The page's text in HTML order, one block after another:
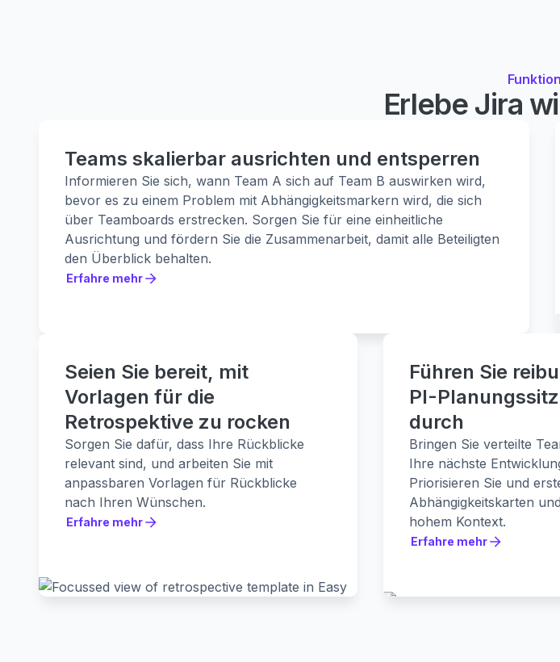
Erlebe Jira
Teams skalierbar ausrichten und entsperren
Informieren Sie sich, wann Team A sich auf Team B auswirken wird,
bevor es zu einem Problem mit Abhängigkeitsmarkern wird, die sich
über Teamboards erstrecken. Sorgen Sie für eine einheitliche
Ausrichtung und fördern Sie die Zusammenarbeit, damit alle Beteiligten
den Überblick behalten.
Erfahre mehr
Seien Sie bereit, mit
Vorlagen für die
Retrospektive zu rocken
Sorgen Sie dafür, dass Ihre Rückblicke
relevant sind, und arbeiten Sie mit
anpassbaren Vorlagen für Rückblicke
nach Ihren Wünschen.
Erfahre mehr
Führen Sie
PI-
durch
Bringen Sie verteilte
Ihre nächste
Priorisieren Sie und
Abhängigkeitskarten
hohem Kontext.
Erfahre mehr